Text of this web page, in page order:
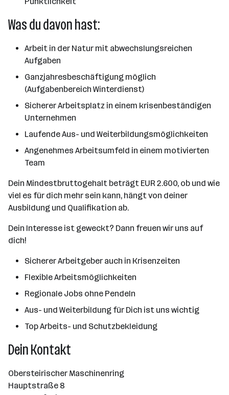
Was du davon hast:
Arbeit in der Natur mit abwechslungsreichen
Aufgaben
Ganzjahresbeschäftigung möglich
(Aufgabenbereich Winterdienst)
Sicherer Arbeitsplatz in einem krisenbeständigen
Unternehmen
Laufende Aus- und Weiterbildungsmöglichkeiten
Angenehmes Arbeitsumfeld in einem motivierten
Team
Dein Mindestbruttogehalt beträgt EUR 2.600, ob und wie
viel es für dich mehr sein kann, hängt von deiner
Ausbildung und Qualifikation ab.
Dein Interesse ist geweckt? Dann freuen wir uns auf
dich!
Sicherer Arbeitgeber auch in Krisenzeiten
Flexible Arbeitsmöglichkeiten
Regionale Jobs ohne Pendeln
Aus- und Weiterbildung für Dich ist uns wichtig
Top Arbeits- und Schutzbekleidung
Dein Kontakt
Obersteirischer Maschinenring
Hauptstraße 8